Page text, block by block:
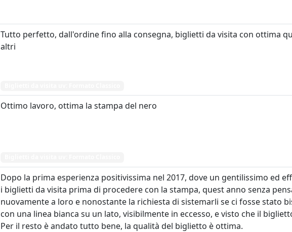
Tutto perfetto, dall'ordine fino alla consegna, biglietti da visita con ottima
altri
Ottimo lavoro, ottima la stampa del nero
Dopo la prima esperienza positivissima nel 2017, dove un gentilissimo ed
i biglietti da visita prima di procedere con la stampa, quest anno senza
nuovamente a loro e nonostante la richiesta di sistemarli se ci fosse stato
con una linea bianca su un lato, visibilmente in eccesso, e visto che il
Per il resto è andato tutto bene, la qualità del biglietto è ottima.